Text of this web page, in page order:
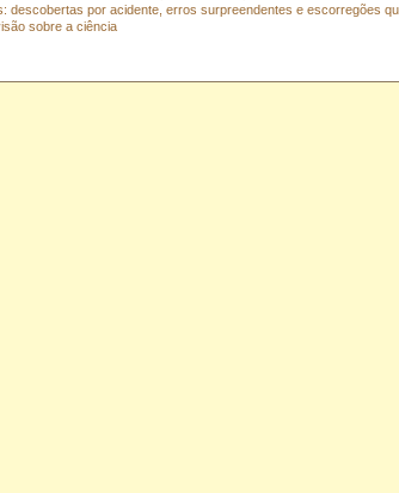
descobertas por acidente, erros surpreendentes e escorregões
sobre a ciência